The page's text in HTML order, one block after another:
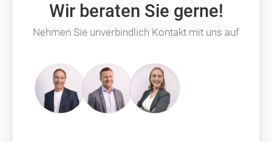
Wir beraten Sie gerne!
Nehmen Sie unverbindlich Kontakt mit uns auf